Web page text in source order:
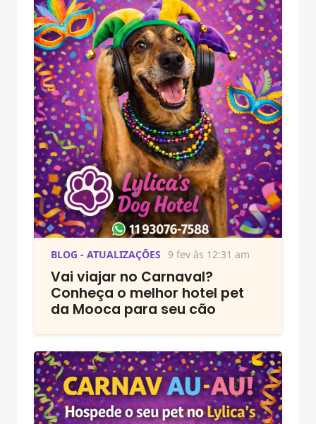
BLOG - ATUALIZAÇÕES 9 fev às 12:31 am
Vai viajar no Carnaval?
Conheça o melhor hotel pet
da Mooca para seu cão